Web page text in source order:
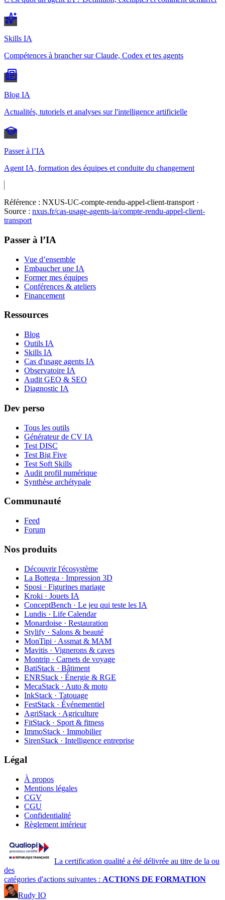
Skills IA
Compétences à brancher sur Claude, Codex et tes agents
Blog IA
Actualités, tutoriels et analyses sur l'intelligence artificielle
Passer à l’IA
Agent IA, formation des équipes et conduite du changement
Référence : NXUS-UC-compte-rendu-appel-client-transport ·
Source : nxus.fr/cas-usage-agents-ia/compte-rendu-appel-client-
transport
Passer à l’IA
Vue d’ensemble
Embaucher une IA
Former mes équipes
Conférences & ateliers
Financement
Ressources
Blog
Outils IA
Skills IA
Cas d'usage agents IA
Observatoire IA
Audit GEO & SEO
Diagnostic IA
Dev perso
Tous les outils
Générateur de CV IA
Test DISC
Test Big Five
Test Soft Skills
Audit profil numérique
Synthèse archétypale
Communauté
Feed
Forum
Nos produits
Découvrir l'écosystème
La Bottega · Impression 3D
Sposi · Figurines mariage
Kroki · Jouets IA
ConceptBench · Le jeu qui teste les IA
Lundis · Life Calendar
Monardoise · Restauration
Stylify · Salons & beauté
MonTipi · Assmat & MAM
Mavitis · Vignerons & caves
Montrip · Carnets de voyage
BatiStack · Bâtiment
ENRStack · Énergie & RGE
MecaStack · Auto & moto
InkStack · Tatouage
FestStack · Événementiel
AgriStack · Agriculture
FitStack · Sport & fitness
ImmoStack · Immobilier
SirenStack · Intelligence entreprise
Légal
À propos
Mentions légales
CGV
CGU
Confidentialité
Règlement intérieur
La certification qualité a été délivrée au titre de la ou
des
catégories d'actions suivantes : ACTIONS DE FORMATION
Rudy IO